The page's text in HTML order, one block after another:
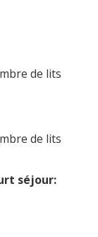
de lits
de lits
séjour: